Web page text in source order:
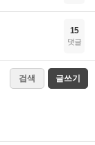
15
댓글
검색 글쓰기